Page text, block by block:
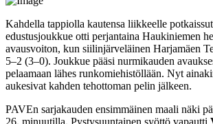
Kahdella tappiolla kautensa liikkeelle
edustusjoukkue otti perjantaina Haukiniemen
avausvoiton, kun siilinjärveläinen Harjamäen
5–2 (3–0). Joukkue pääsi nurmikauden
pelaamaan lähes runkomiehistöllään. Nyt
aukesivat kahden tehottoman pelin jälkeen.
PAVEn sarjakauden ensimmäinen maali näki
26. minuutilla. Pystysuuntainen syöttö vapautti